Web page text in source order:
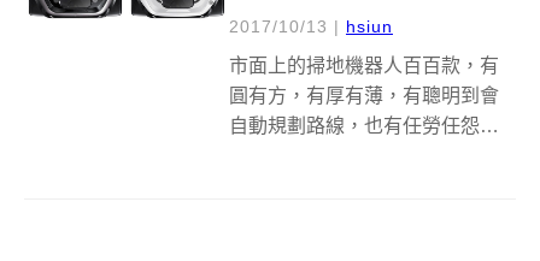
2017/10/13 | hsiun
市面上的掃地機器人百百款，有
圓有方，有厚有薄，有聰明到會
自動規劃路線，也有任勞任怨到